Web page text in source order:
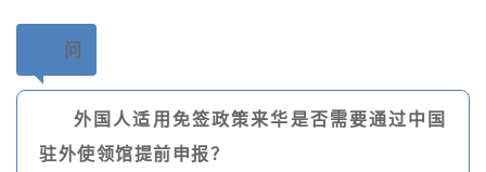
问
外国人适用免签政策来华是否需要通过中国
驻外使领馆提前申报？